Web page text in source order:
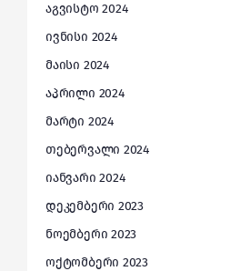
აგვისტო 2024
ივნისი 2024
მაისი 2024
აპრილი 2024
მარტი 2024
თებერვალი 2024
იანვარი 2024
დეკემბერი 2023
ნოემბერი 2023
ოქტომბერი 2023